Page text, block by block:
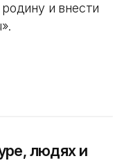
и внести
людях и